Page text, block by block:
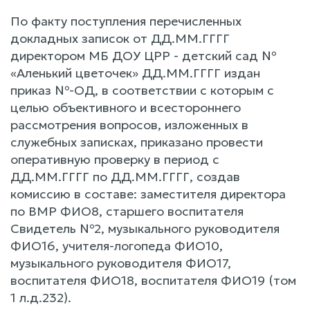
По факту поступления перечисленных
докладных записок от ДД.ММ.ГГГГ
директором МБ ДОУ ЦРР - детский сад №
«Аленький цветочек» ДД.ММ.ГГГГ издан
приказ №-ОД, в соответствии с которым с
целью объективного и всестороннего
рассмотрения вопросов, изложенных в
служебных записках, приказано провести
оперативную проверку в период с
ДД.ММ.ГГГГ по ДД.ММ.ГГГГ, создав
комиссию в составе: заместителя директора
по ВМР ФИО8, старшего воспитателя
Свидетель №2, музыкального руководителя
ФИО16, учителя-логопеда ФИО10,
музыкального руководителя ФИО17,
воспитателя ФИО18, воспитателя ФИО19 (том
1 л.д.232).